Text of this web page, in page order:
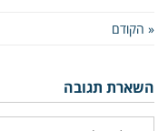
« הקודם
השארת תגובה